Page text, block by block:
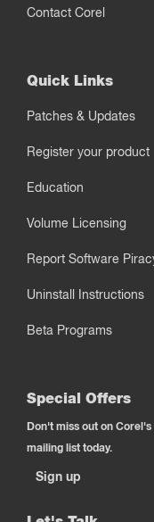
Contact Corel
Quick Links
Patches & Updates
Register your product
Education
Volume Licensing
Report Software
Uninstall Instructions
Beta Programs
Special Offers
Don't miss out on
mailing list today.
Sign up